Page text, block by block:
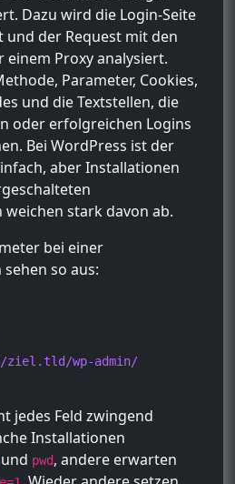
Dazu wird die Login-Seite
der Request mit den
Proxy analysiert.
Parameter, Cookies,
und die Textstellen, die
oder erfolgreichen Logins
Bei WordPress ist der
aber Installationen
stark davon ab.
bei einer
so aus:
ziel.tld/wp-admin/
jedes Feld zwingend
Installationen
und pwd, andere erwarten